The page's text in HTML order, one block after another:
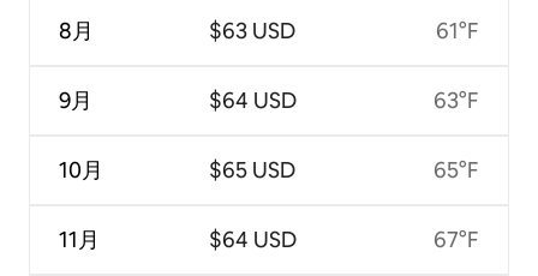
8月
9月
10月
11月
$63 USD
$64 USD
$65 USD
$64 USD
61°F
63°F
65°F
67°F